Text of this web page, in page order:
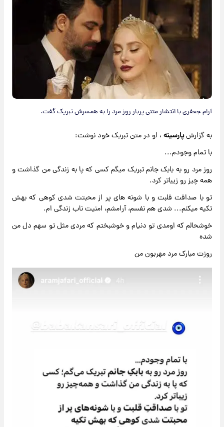
آرام جعفری با انتشار متنی پربار روز مرد را به همسرش تبریک گفت.
به گزارشپارسینه ، او در متن تبریک خود نوشت:
با تمام وجودم...
روز مرد رو به بابک جانم تبریک میگم کسی که پا به زندگی من گذاشت و
همه چیز رو زیباتر کرد.
تو با صداقت قلبت و با شونه های پر از محبتت شدی کوهی که بهش
تکیه میکنم... شدی هم نفسم، آرامشم، امنیت ناب زندگی ام.
خوشحالم که اومدی تو دنیام و خوشبختم که مردی مثل تو سهم دل من
شده
روزت مبارک مرد مهربون من